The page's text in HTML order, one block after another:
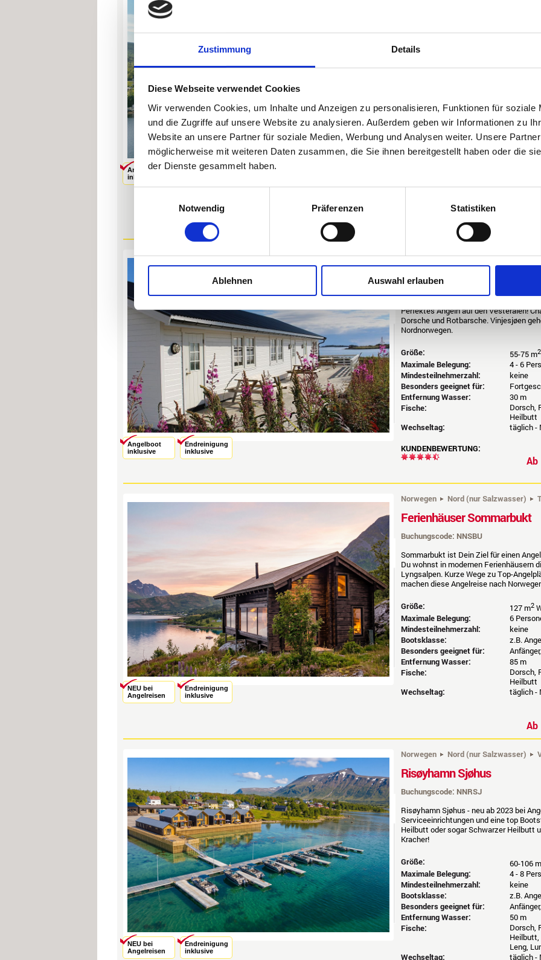
Zustimmung Details
Diese Webseite verwendet Cookies
Wir verwenden Cookies, um Inhalte und Anzeigen zu personalisieren, Funktionen für soziale
und die Zugriffe auf unsere Website zu analysieren. Außerdem geben wir Informationen zu
Website an unsere Partner für soziale Medien, Werbung und Analysen weiter. Unsere
möglicherweise mit weiteren Daten zusammen, die Sie ihnen bereitgestellt haben oder die
der Dienste gesammelt haben.
Notwendig
Präferenzen Statistiken
Ablehnen Auswahl erlauben
Angelboot
inklusive
Endreinigung
Die Legende kehrt zurück! Das
und nennt sich jetzt Saltstraumen
Gezeitenstrom der Welt auf Heilbutt,
Alubooten mit Echolot/GPS/
Mindesteilnehmerzahl:
keine
Bootsklasse:
z.B.
Besonders geeignet für:
Entfernung Wasser:
10 m
Fische:
Dorsch,
KUNDENBEWERTUNG:
Angelboot
inklusive
Endreinigung
inklusive
Norwegen Nord (nur Salzwasser)
Perfektes Angeln auf den Vesterålen!
Dorsche und Rotbarsche. Vinjesjøen
Nordnorwegen.
Größe: 55-75 m2
Maximale Belegung:
4 - 6
Mindesteilnehmerzahl:
keine
Besonders geeignet für:
Entfernung Wasser:
30 m
Fische:
Dorsch,
Heilbutt
Wechseltag:
täglich -
KUNDENBEWERTUNG:
Ab
NEU bei
Angelreisen
Endreinigung
inklusive
Norwegen Nord (nur Salzwasser)
Ferienhäuser Sommarbukt
Buchungscode: NNSBU
Sommarbukt ist Dein Ziel für einen
Du wohnst in modernen Ferienhäusern
Lyngsalpen. Kurze Wege zu Top-
machen diese Angelreise nach
Größe: 127 m2
Maximale Belegung:
6
Mindesteilnehmerzahl:
keine
Bootsklasse:
z.B.
Besonders geeignet für:
Entfernung Wasser:
85 m
Fische:
Dorsch,
Heilbutt
Wechseltag:
täglich -
Ab
NEU bei
Angelreisen
Endreinigung
inklusive
Norwegen Nord (nur Salzwasser)
Risøyhamn Sjøhus
Buchungscode: NNRSJ
Risøyhamn Sjøhus - neu ab 2023 bei
Serviceeinrichtungen und eine top
Heilbutt oder sogar Schwarzer Heilbutt
Kracher!
Größe: 60-106 m
Maximale Belegung:
4 - 8
Mindesteilnehmerzahl:
keine
Bootsklasse:
z.B.
Besonders geeignet für:
Entfernung Wasser:
50 m
Fische:
Dorsch,
Heilbutt,
Leng,
Wechseltag:
täglich -